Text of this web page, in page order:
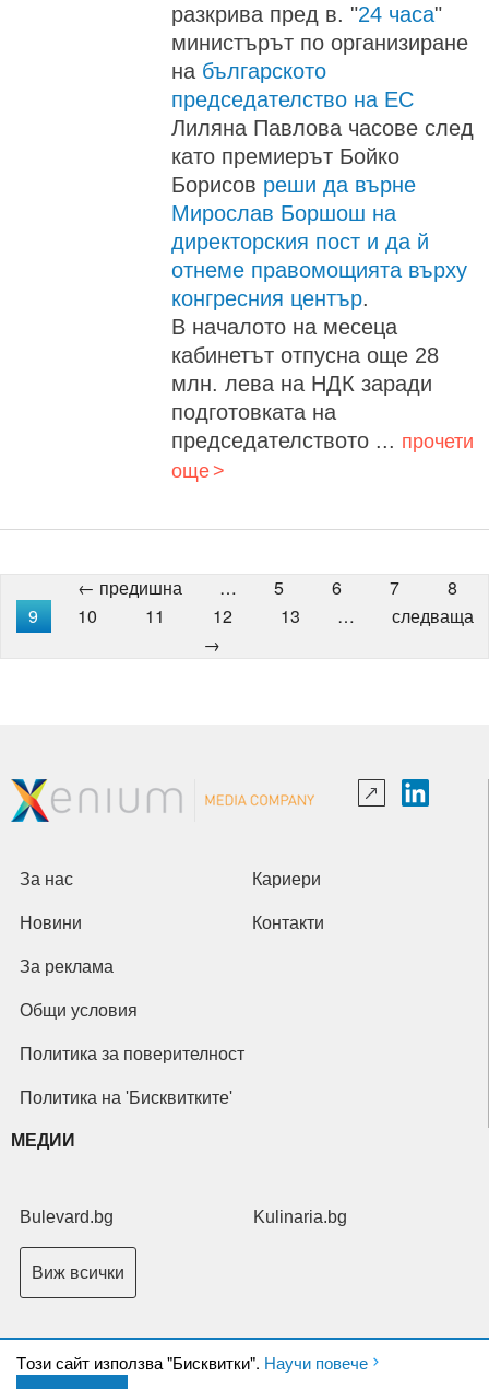
разкрива пред в. "24 часа"
министърът по организиране
на българското
председателство на ЕС
Лиляна Павлова часове след
като премиерът Бойко
Борисов реши да върне
Мирослав Боршош на
директорския пост и да й
отнеме правомощията върху
конгресния център.
В началото на месеца
кабинетът отпусна още 28
млн. лева на НДК заради
подготовката на
председателството ... прочети
още
← предишна … 5 6 7
8
9
10 11 12 13 …
следваща
→
Tози сайт използва "Бисквитки". Научи повече
За нас Кариери
Новини Контакти
За реклама
Общи условия
Политика за поверителност
Политика на 'Бисквитките'
МЕДИИ
Bulevard.bg Kulinaria.bg
Виж всички